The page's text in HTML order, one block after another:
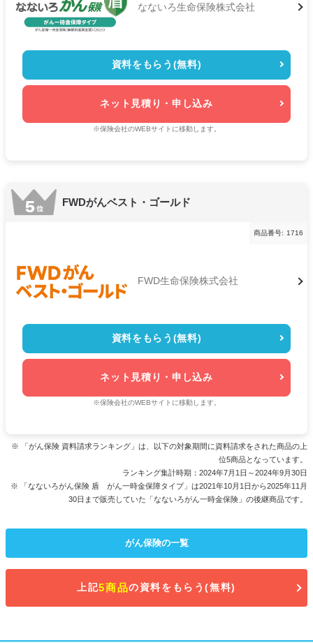
なないろ生命保険株式会社
資料をもらう(無料)
ネット見積り・申し込み
※保険会社のWEBサイトに移動します。
FWDがんベスト・ゴールド
商品番号: 1716
FWD生命保険株式会社
資料をもらう(無料)
ネット見積り・申し込み
※保険会社のWEBサイトに移動します。
※ 「がん保険 資料請求ランキング」は、以下の対象期間に資料請求をされた商品の上
位5商品となっています。
ランキング集計時期：2024年7月1日～2024年9月30日
※ 「なないろがん保険 盾 がん一時金保障タイプ」は2021年10月1日から2025年11月
30日まで販売していた「なないろがん一時金保険」の後継商品です。
がん保険の一覧
上記5商品の資料をもらう(無料)